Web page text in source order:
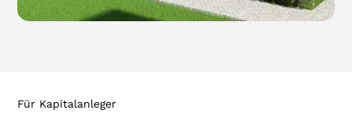
Für Kapitalanleger